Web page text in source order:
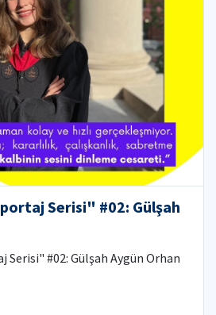
Serisi" #02: Gülşah
#02: Gülşah Aygün Orhan